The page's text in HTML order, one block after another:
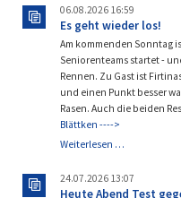
GmbH
sponsert
unsere
G3!
06.08.2026 16:59
Es geht wieder los!
Am kommenden Sonntag
Seniorenteams startet -
Rennen. Zu Gast ist
und einen Punkt besser
Rasen. Auch die beiden
Blättken ---->
Weiterlesen …
wieder
los!
24.07.2026 13:07
Heute Abend Test